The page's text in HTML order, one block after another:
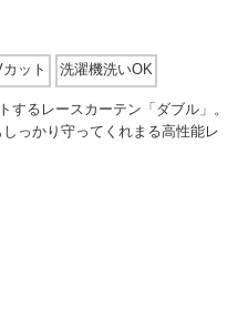
カット 洗濯機洗いOK
するレースカーテン「ダブル」。
っかり守ってくれまる高性能レ